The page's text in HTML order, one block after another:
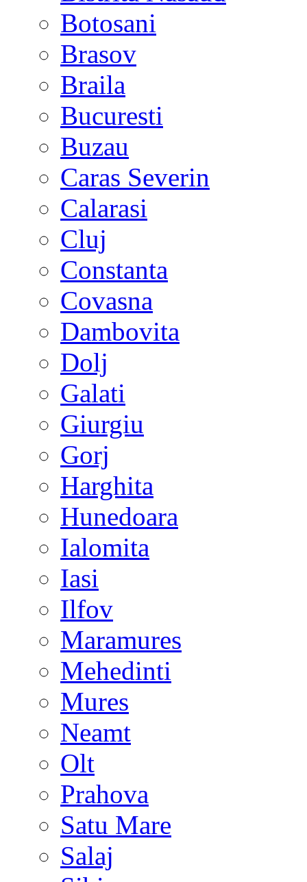
Botosani
Brasov
Braila
Bucuresti
Buzau
Caras Severin
Calarasi
Cluj
Constanta
Covasna
Dambovita
Dolj
Galati
Giurgiu
Gorj
Harghita
Hunedoara
Ialomita
Iasi
Ilfov
Maramures
Mehedinti
Mures
Neamt
Olt
Prahova
Satu Mare
Salaj